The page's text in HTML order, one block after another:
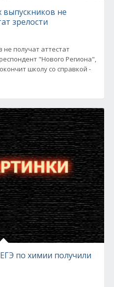
выпускников не
зрелости
не получат аттестат
"Нового Региона",
школу со справкой -
по химии получили